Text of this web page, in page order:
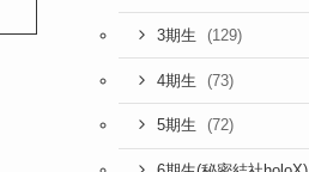
3期生 (129)
4期生 (73)
5期生 (72)